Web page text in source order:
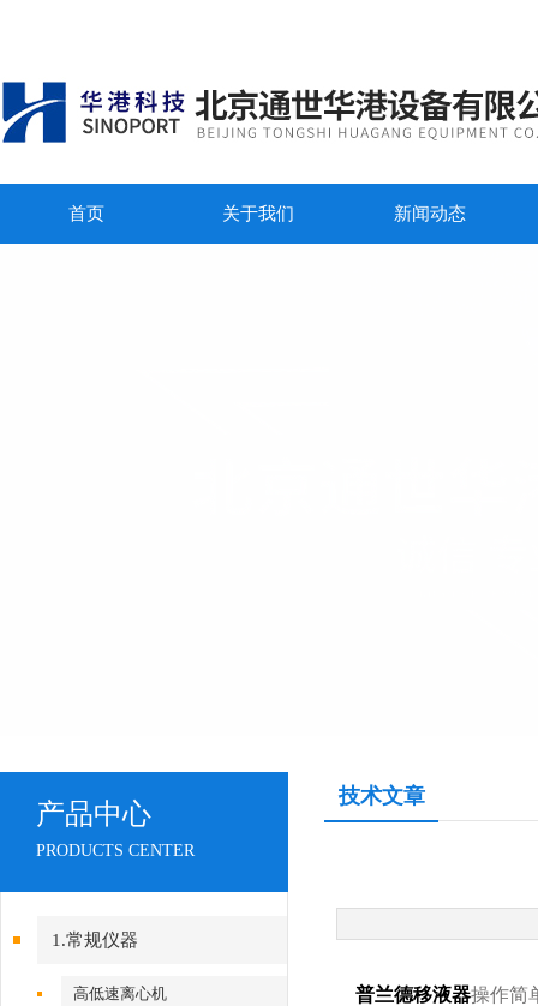
首页 关于我们 新闻动态
产品中心
PRODUCTS CENTER
1.常规仪器
高低速离心机
技术文章
普兰德移液器操作简